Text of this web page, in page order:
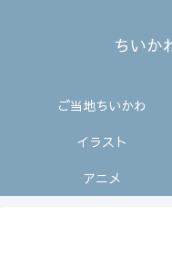
ちいか
ご当地ちいかわ
イラスト
アニメ